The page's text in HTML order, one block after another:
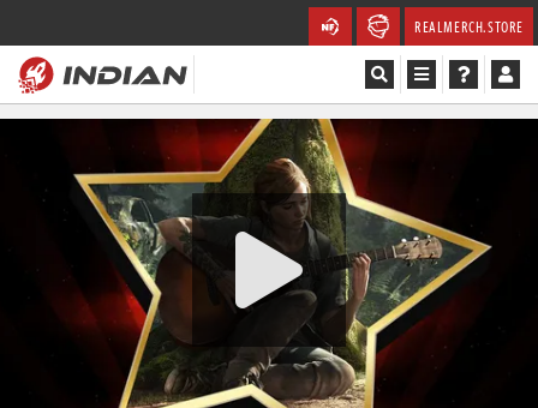
REALMERCH.STORE
Recenze